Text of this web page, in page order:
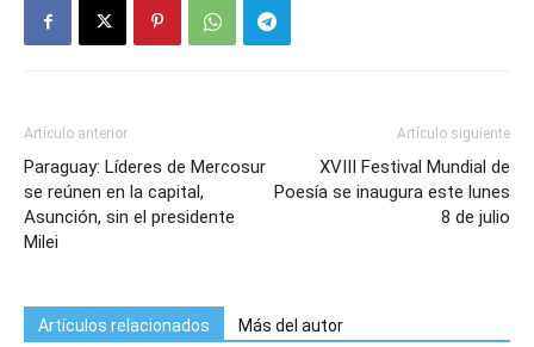
Artículo anterior
Paraguay: Líderes de Mercosur
se reúnen en la capital,
Asunción, sin el presidente
Milei
Artículo siguiente
XVIII Festival Mundial de
Poesía se inaugura este lunes
8 de julio
Artículos relacionados Más del autor